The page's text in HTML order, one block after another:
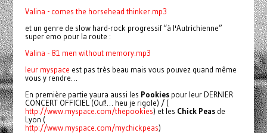
Valina - comes the horsehead thinker.mp3
et un genre de slow hard-rock progressif “à l'Autrichienne”
super emo pour la route :
Valina - 81 men without memory.mp3
leur myspace est pas très beau mais vous pouvez quand même
vous y rendre…
En première partie yaura aussi les Pookies pour leur DERNIER
CONCERT OFFICIEL (Ouf!… heu je rigole) / (
http://www.myspace.com/thepookies) et les Chick Peasde
Lyon (
http://www.myspace.com/mychickpeas)